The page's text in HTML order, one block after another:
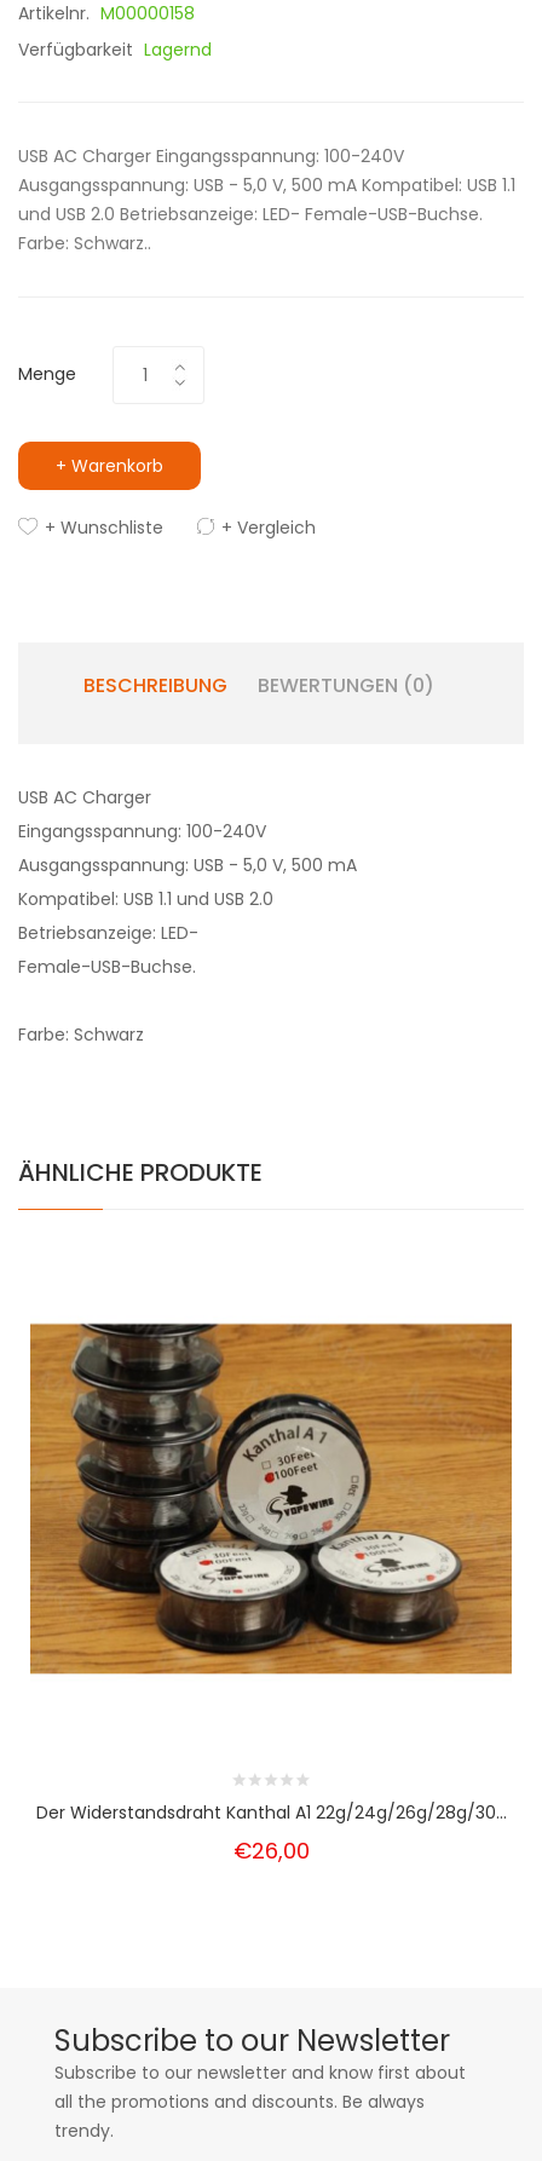
Artikelnr. M00000158
Verfügbarkeit Lagernd
USB AC Charger Eingangsspannung: 100-240V
Ausgangsspannung: USB - 5,0 V, 500 mA Kompatibel: USB 1.1
und USB 2.0 Betriebsanzeige: LED- Female-USB-Buchse.
Farbe: Schwarz..
Menge
+ Warenkorb
+ Wunschliste + Vergleich
BESCHREIBUNG BEWERTUNGEN (0)
USB AC Charger
Eingangsspannung: 100-240V
Ausgangsspannung: USB - 5,0 V, 500 mA
Kompatibel: USB 1.1 und USB 2.0
Betriebsanzeige: LED-
Female-USB-Buchse.
Farbe: Schwarz
ÄHNLICHE PRODUKTE
Der Widerstandsdraht Kanthal A1 22g/24g/26g/28g/30...
€26,00
Subscribe to our Newsletter
Subscribe to our newsletter and know first about
all the promotions and discounts. Be always
trendy.